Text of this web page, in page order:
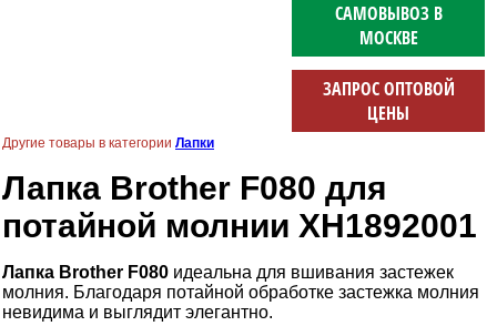
САМОВЫВОЗ В
МОСКВЕ
ЗАПРОС ОПТОВОЙ
ЦЕНЫ
Другие товары в категории Лапки
Лапка Brother F080 для
потайной молнии XH1892001
Лапка Brother F080 идеальна для вшивания застежек
молния. Благодаря потайной обработке застежка молния
невидима и выглядит элегантно.